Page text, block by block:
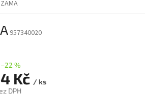
957340020
–22 %
Kč / ks
DPH